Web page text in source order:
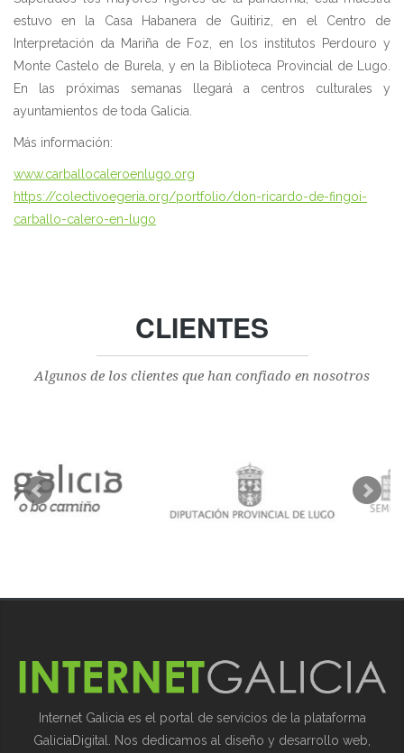
estuvo en la Casa Habanera de Guitiriz, en el Centro de
Interpretación da Mariña de Foz, en los institutos Perdouro y
Monte Castelo de Burela, y en la Biblioteca Provincial de Lugo.
En las próximas semanas llegará a centros culturales y
ayuntamientos de toda Galicia.
Más información:
www.carballocaleroenlugo.org
https://colectivoegeria.org/portfolio/don-ricardo-de-fingoi-
carballo-calero-en-lugo
CLIENTES
Algunos de los clientes que han confiado en nosotros
Internet Galicia es el portal de servicios de la plataforma
GaliciaDigital. Nos dedicamos al diseño y desarrollo web,